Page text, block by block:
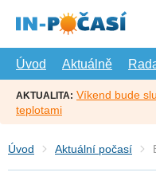
hlavní
Úvod
Aktuálně
AKTUALITA: Víkend bude
teplotami
Úvod Aktuální počasí